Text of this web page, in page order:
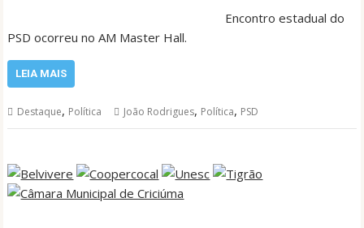
Encontro estadual do
PSD ocorreu no AM Master Hall.
LEIA MAIS
Destaque, Política João Rodrigues, Política, PSD